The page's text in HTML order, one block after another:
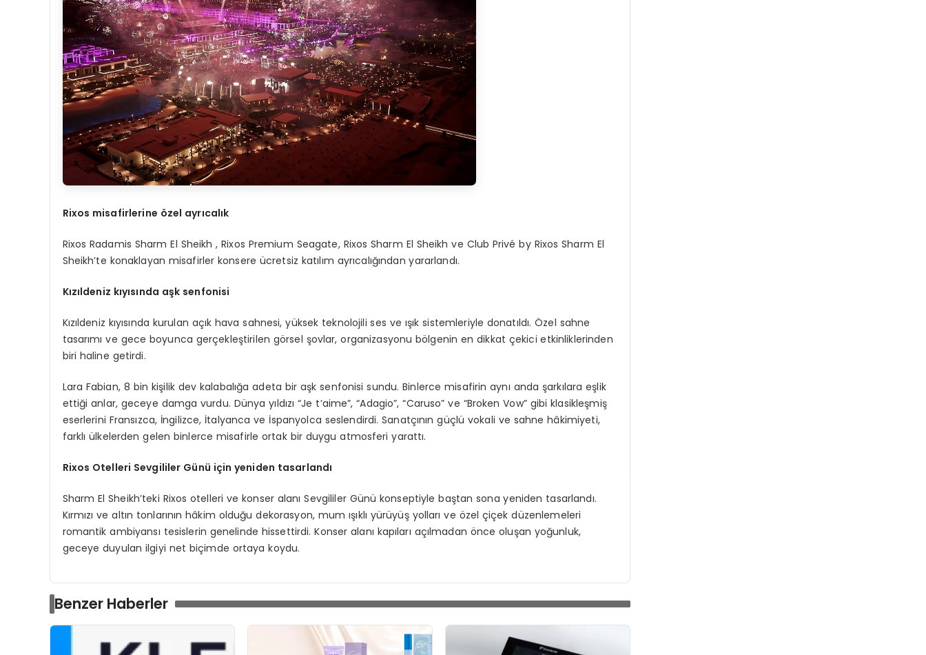
Rixos misafirlerine özel ayrıcalık
Rixos Radamis Sharm El Sheikh , Rixos Premium Seagate, Rixos Sharm El Sheikh ve Club Privé by Rixos Sharm El
Sheikh’te konaklayan misafirler konsere ücretsiz katılım ayrıcalığından yararlandı.
Kızıldeniz kıyısında aşk senfonisi
Kızıldeniz kıyısında kurulan açık hava sahnesi, yüksek teknolojili ses ve ışık sistemleriyle donatıldı. Özel sahne
tasarımı ve gece boyunca gerçekleştirilen görsel şovlar, organizasyonu bölgenin en dikkat çekici etkinliklerinden
biri haline getirdi.
Lara Fabian, 8 bin kişilik dev kalabalığa adeta bir aşk senfonisi sundu. Binlerce misafirin aynı anda şarkılara eşlik
ettiği anlar, geceye damga vurdu. Dünya yıldızı “Je t’aime”, “Adagio”, “Caruso” ve “Broken Vow” gibi klasikleşmiş
eserlerini Fransızca, İngilizce, İtalyanca ve İspanyolca seslendirdi. Sanatçının güçlü vokali ve sahne hâkimiyeti,
farklı ülkelerden gelen binlerce misafirle ortak bir duygu atmosferi yarattı.
Rixos Otelleri Sevgililer Günü için yeniden tasarlandı
Sharm El Sheikh’teki Rixos otelleri ve konser alanı Sevgililer Günü konseptiyle baştan sona yeniden tasarlandı.
Kırmızı ve altın tonlarının hâkim olduğu dekorasyon, mum ışıklı yürüyüş yolları ve özel çiçek düzenlemeleri
romantik ambiyansı tesislerin genelinde hissettirdi. Konser alanı kapıları açılmadan önce oluşan yoğunluk,
geceye duyulan ilgiyi net biçimde ortaya koydu.
Benzer Haberler